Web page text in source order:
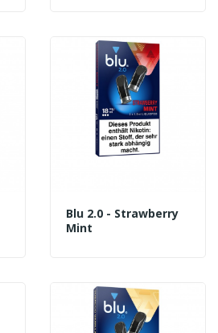
Blu 2.0 - Strawberry
Mint